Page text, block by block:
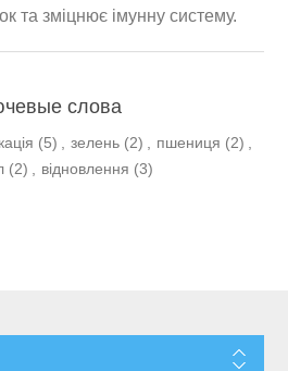
та зміцнює імунну систему.
слова
(5) зелень (2) пшениця (2)
(2) відновлення (3)